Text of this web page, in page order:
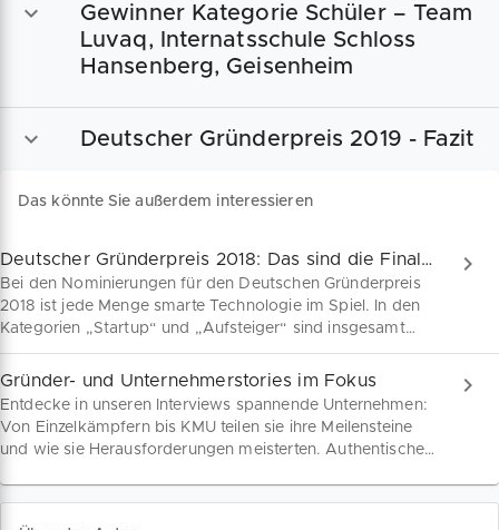
kommen Sie? Wo liegen
Wachstumsmärkte für Grüne
Unternehmer? Der Green Startup
Monitor kennt die Antworten zum
Gewinner Kategorie Schüler – Team
Luvaq, Internatsschule Schloss
Hansenberg, Geisenheim
Deutscher Gründerpreis 2019 - Fazit
Das könnte Sie außerdem interessieren
Deutscher Gründerpreis 2018: Das sind die Finalisten
Bei den Nominierungen für den Deutschen Gründerpreis
2018 ist jede Menge smarte Technologie im Spiel. In den
Kategorien „Startup“ und „Aufsteiger“ sind insgesamt
sechs Finalisten nominiert. Ein erfolgreicher Markteintritt
der jungen Startups sowie außerordentliches Wachstum
der Aufsteiger qualifizieren für eine Chance auf den
Deutschen Gründerpreis.
Gründer- und Unternehmerstories im Fokus
Entdecke in unseren Interviews spannende Unternehmen:
Von Einzelkämpfern bis KMU teilen sie ihre Meilensteine
und wie sie Herausforderungen meisterten. Authentische